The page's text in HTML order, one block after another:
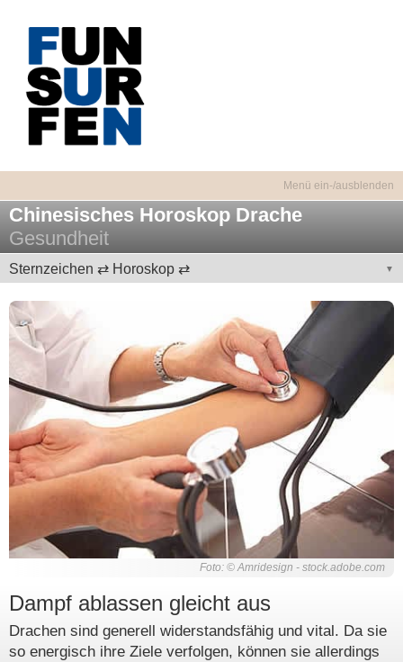
Chinesisches Horoskop Drache
Gesundheit
Sternzeichen ⇄ Horoskop ⇄
Foto: © Amridesign - stock.adobe.com
Dampf ablassen gleicht aus
Drachen sind generell widerstandsfähig und vital. Da sie
so energisch ihre Ziele verfolgen, können sie allerdings